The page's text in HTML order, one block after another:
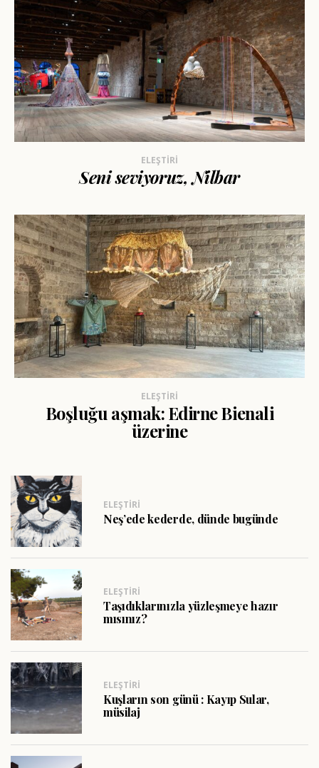
ELEŞTIRI
Seni seviyoruz, Nilbar
ELEŞTIRI
Boşluğu aşmak: Edirne Bienali
üzerine
ELEŞTIRI
Neş’ede kederde, dünde bugünde
ELEŞTIRI
Taşıdıklarınızla yüzleşmeye hazır
mısınız?
ELEŞTIRI
Kuşların son günü : Kayıp Sular,
müsilaj